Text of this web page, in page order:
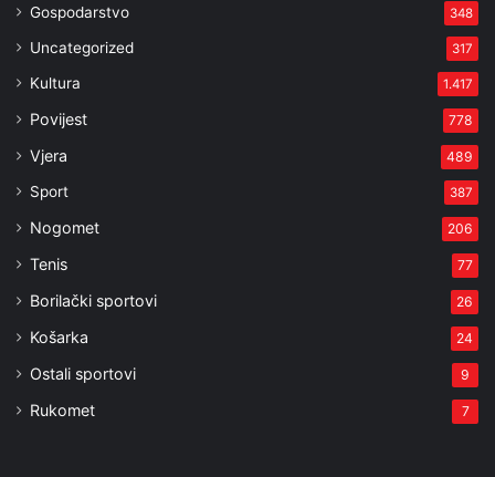
Gospodarstvo 348
Uncategorized 317
Kultura 1.417
Povijest 778
Vjera 489
Sport 387
Nogomet 206
Tenis 77
Borilački sportovi 26
Košarka 24
Ostali sportovi 9
Rukomet 7